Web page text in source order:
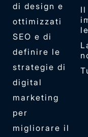
di design e
ottimizzati
SEO e di
definire le
strategie di
digital
marketing
per
migliorare il
Il